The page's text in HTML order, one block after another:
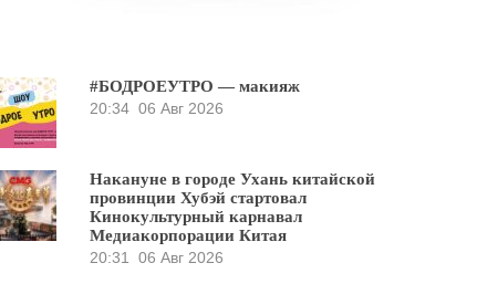
#БОДРОЕУТРО — макияж
20:34 06 Авг 2026
Накануне в городе Ухань китайской
провинции Хубэй стартовал
Кинокультурный карнавал
Медиакорпорации Китая
20:31
06 Авг 2026